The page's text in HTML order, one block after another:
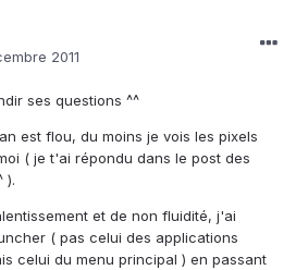
2011
ses questions ^^
est flou, du moins je vois les pixels
( je t'ai répondu dans le post des
).
et de non fluidité, j'ai
( pas celui des applications
celui du menu principal ) en passant